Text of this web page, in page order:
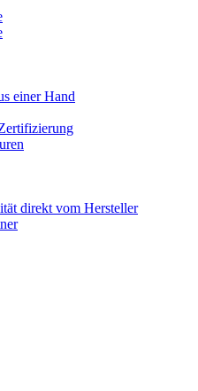
einer Hand
direkt vom Hersteller